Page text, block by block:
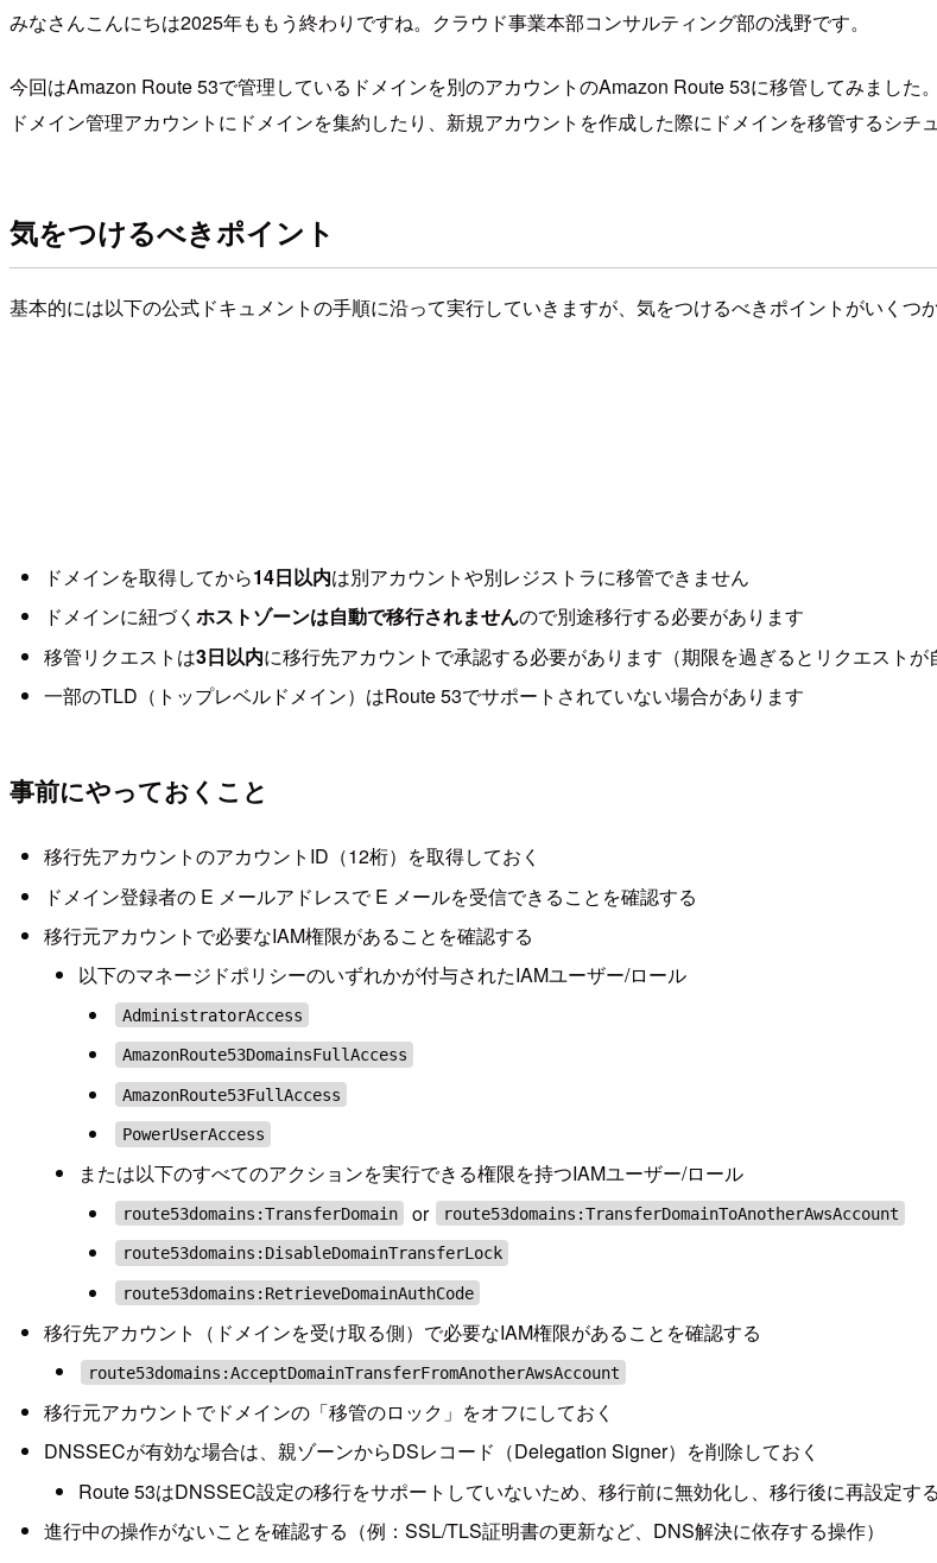
みなさんこんにちは2025年ももう終わりですね。クラウド事業本部コンサルティング部の浅野です。
今回はAmazon Route 53で管理しているドメインを別のアカウントのAmazon Route 53に移管してみました。
ドメイン管理アカウントにドメインを集約したり、新規アカウントを作成した際にドメインを移管するシチ
気をつけるべきポイント
基本的には以下の公式ドキュメントの手順に沿って実行していきますが、気をつけるべきポイントがいくつ
ドメインを取得してから14日以内は別アカウントや別レジストラに移管できません
ドメインに紐づく ホストゾーンは自動で移行されませんので別途移行する必要があります
移管リクエストは3日以内に移行先アカウントで承認する必要があります（期限を過ぎるとリクエストが
一部のTLD（トップレベルドメイン）はRoute 53でサポートされていない場合があります
事前にやっておくこと
移行先アカウントのアカウントID（12桁）を取得しておく
ドメイン登録者の E メールアドレスで E メールを受信できることを確認する
移行元アカウントで必要なIAM権限があることを確認する
以下のマネージドポリシーのいずれかが付与されたIAMユーザー/ロール
AdministratorAccess
AmazonRoute53DomainsFullAccess
AmazonRoute53FullAccess
PowerUserAccess
または以下のすべてのアクションを実行できる権限を持つIAMユーザー/ロール
route53domains:TransferDomain or route53domains:TransferDomainToAnotherAwsAccount
route53domains:DisableDomainTransferLock
route53domains:RetrieveDomainAuthCode
移行先アカウント（ドメインを受け取る側）で必要なIAM権限があることを確認する
route53domains:AcceptDomainTransferFromAnotherAwsAccount
移行元アカウントでドメインの「移管のロック」をオフにしておく
DNSSECが有効な場合は、親ゾーンからDSレコード（Delegation Signer）を削除しておく
Route 53はDNSSEC設定の移行をサポートしていないため、移行前に無効化し、移行後に再設定す
進行中の操作がないことを確認する（例：SSL/TLS証明書の更新など、DNS解決に依存する操作）